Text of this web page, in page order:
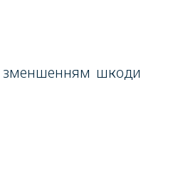
зменшенням шкоди